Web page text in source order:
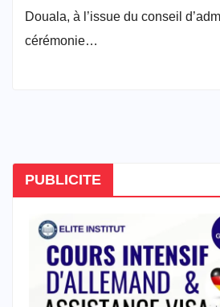
Douala, à l’issue du conseil
cérémonie…
PUBLICITE